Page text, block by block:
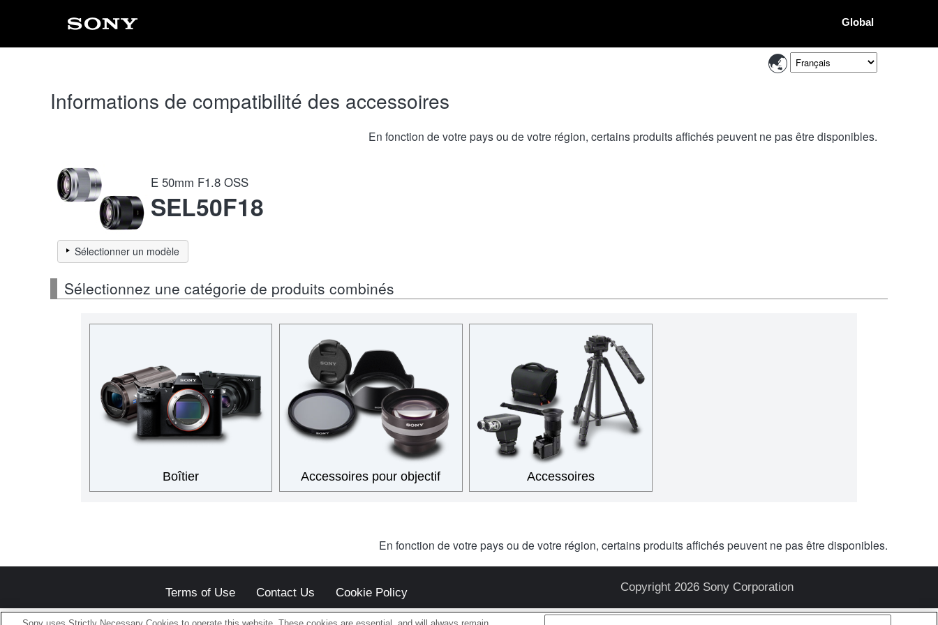
Global
Informations de compatibilité des accessoires
En fonction de votre pays ou de votre région, certains produits affichés peuvent ne pas être disponibles.
E 50mm F1.8 OSS
SEL50F18
Sélectionner un modèle
Sélectionnez une catégorie de produits combinés
Boîtier Accessoires pour objectif Accessoires
En fonction de votre pays ou de votre région, certains produits affichés peuvent ne pas être disponibles.
Terms of Use Contact Us Cookie Policy Copyright 2026 Sony Corporation